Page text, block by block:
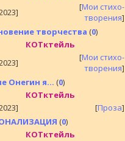
[Мои стихо-
творения]
творчества (0)
КОТктейль
[Мои стихо-
творения]
Онегин я... (0)
КОТктейль
[Проза]
(0)
КОТктейль